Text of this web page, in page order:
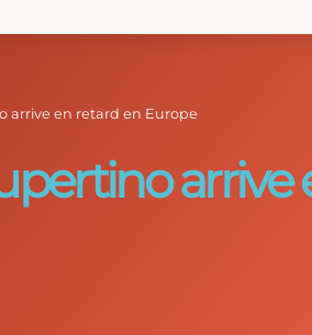
arrive en retard en Europe